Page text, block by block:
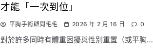
才能「一次到位」
平胸手術顧問毛毛 2026 年 2 月 16 日 0
對於許多同時有體重困擾與性別重置（或平胸…